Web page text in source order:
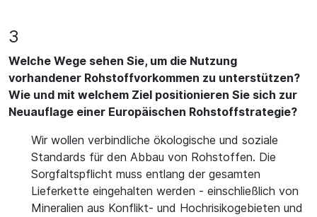
3
Welche Wege sehen Sie, um die Nutzung
vorhandener Rohstoffvorkommen zu unterstützen?
Wie und mit welchem Ziel positionieren Sie sich zur
Neuauflage einer Europäischen Rohstoffstrategie?
Wir wollen verbindliche ökologische und soziale
Standards für den Abbau von Rohstoffen. Die
Sorgfaltspflicht muss entlang der gesamten
Lieferkette eingehalten werden - einschließlich von
Mineralien aus Konflikt- und Hochrisikogebieten und